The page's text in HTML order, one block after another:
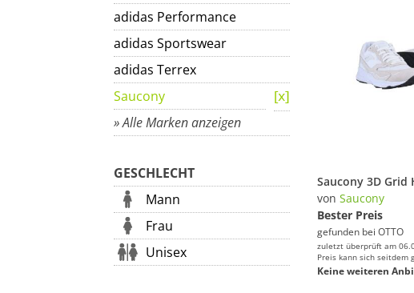
adidas Performance
adidas Sportswear
adidas Terrex
Saucony
» Alle Marken anzeigen
GESCHLECHT
Mann
Frau
Unisex
von Saucony
Bester Preis
gefunden bei OTTO
zuletzt überprüft am
Preis kann sich seitdem
Keine weiteren